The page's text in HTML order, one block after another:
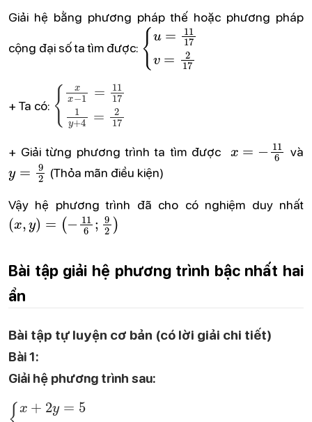
Giải hệ bằng phương pháp thế hoặc phương pháp
cộng đại số ta tìm được:
{u= 11 17v
+ Ta có:
\begin{cases} \frac{x}{x-1} = \frac{11}{17} \\ \frac{1}{y+4} = \frac{2}{17} \end{cases}
+ Giải từng phương trình ta tìm được
6
và
y =92
(Thỏa mãn điều kiện)
Vậy hệ phương trình đã cho có nghiệm duy nhất
(x,y =(− 116;92)
Bài tập giải hệ phương trình bậc nhất hai
ẩn
Bài tập tự luyện cơ bản (có lời giải chi tiết)
Bài 1:
Giải hệ phương trình sau:
\begin{cases} x + 2y = 5 \\ 2x - y = 1 \end{cases}